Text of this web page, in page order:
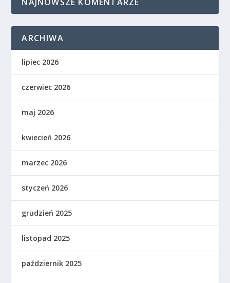
ARCHIWA
lipiec 2026
czerwiec 2026
maj 2026
kwiecień 2026
marzec 2026
styczeń 2026
grudzień 2025
listopad 2025
październik 2025